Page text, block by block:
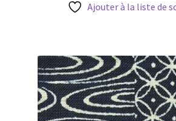
Ajouter à la liste de